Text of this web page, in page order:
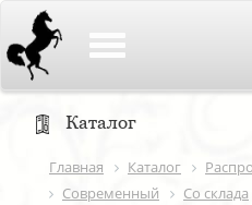
Каталог
Главная Каталог
Современный
Со склада